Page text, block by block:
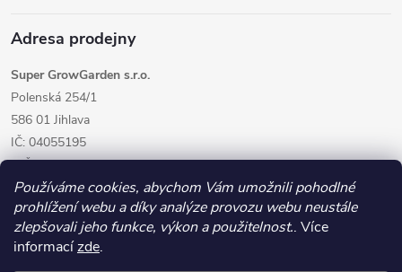
Používáme cookies, abychom Vám umožnili pohodlné
prohlížení webu a díky analýze provozu webu neustále
zlepšovali jeho funkce, výkon a použitelnost.. Více
informacízde.
Adresa prodejny
Super GrowGarden s.r.o.
Polenská 254/1
586 01 Jihlava
IČ: 04055195
DIČ: CZ04055195